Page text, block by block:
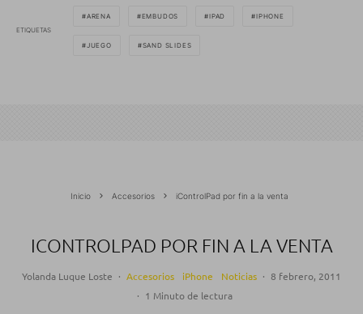
ETIQUETAS
ARENA EMBUDOS IPAD IPHONE
JUEGO SAND SLIDES
Inicio Accesorios iControlPad por fin a la venta
ICONTROLPAD POR FIN A LA VENTA
Yolanda Luque Loste · Accesorios iPhone Noticias · 8 febrero, 2011
· 1 Minuto de lectura